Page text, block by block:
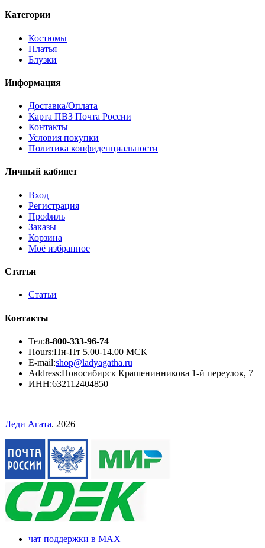
Категории
Костюмы
Платья
Блузки
Информация
Доставка/Оплата
Карта ПВЗ Почта России
Контакты
Условия покупки
Политика конфиденциальности
Личный кабинет
Вход
Регистрация
Профиль
Заказы
Корзина
Моё избранное
Статьи
Статьи
Контакты
Тел:8-800-333-96-74
Hours:Пн-Пт 5.00-14.00 МСК
E-mail:shop@ladyagatha.ru
Address:Новосибирск Крашенинникова 1-й переулок, 7
ИНН:632112404850
Леди Агата. 2026
чат поддержки в MAX